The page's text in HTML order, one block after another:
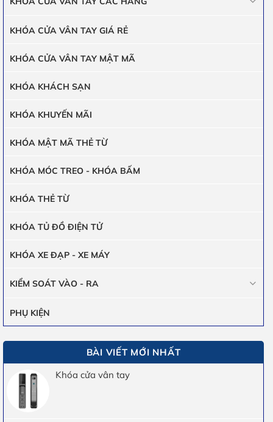
KHÓA CỬA VÂN TAY GIÁ RẺ
KHÓA CỬA VÂN TAY MẬT MÃ
KHÓA KHÁCH SẠN
KHÓA KHUYẾN MÃI
KHÓA MẬT MÃ THẺ TỪ
KHÓA MÓC TREO - KHÓA BẤM
KHÓA THẺ TỪ
KHÓA TỦ ĐỒ ĐIỆN TỬ
KHÓA XE ĐẠP - XE MÁY
KIỂM SOÁT VÀO - RA
PHỤ KIỆN
BÀI VIẾT MỚI NHẤT
Khóa cửa vân tay